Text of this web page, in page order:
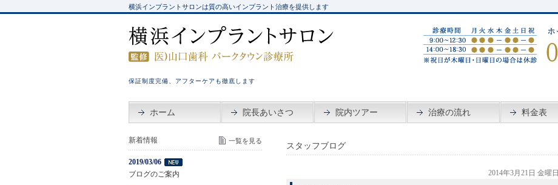
横浜インプラントサロンは質の高いインプラント治療を提供します
保証制度完備、アフターケアも徹底します
ホーム 院長あいさつ 院内ツアー 治療の流れ 料金表
スタッフブログ
2014年3月21日 金曜日
新着情報 一覧を見る
2019/03/06
ブログのご案内